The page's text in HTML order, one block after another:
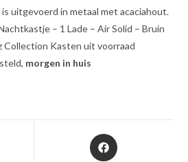
is uitgevoerd in metaal met acaciahout.
– 1 Lade – Air Solid – Bruin
Collection Kasten uit voorraad
morgen in huis
Opent
in